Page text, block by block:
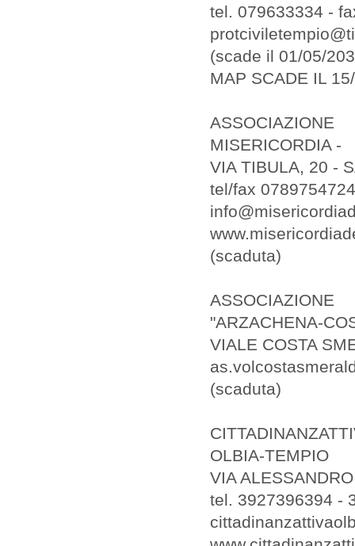
tel. 079633334 -
(scade il 01/05/
MAP SCADE IL
MISERICORDIA -
VIA TIBULA, 20 -
tel/fax
(scaduta)
"ARZACHENA-
VIALE COSTA
(scaduta)
OLBIA-TEMPIO
VIA
tel. 3927396394 -